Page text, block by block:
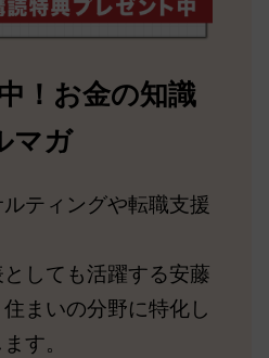
！お金の知識
マガ
ティングや転職支援
しても活躍する安藤
まいの分野に特化し
す。